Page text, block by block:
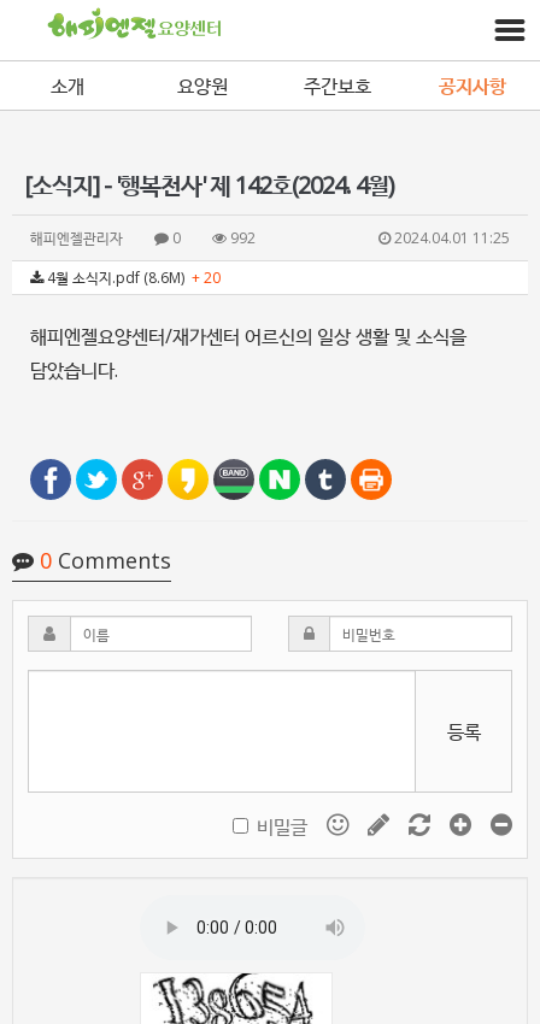
소개 요양원 주간보호 공지사항
[소식지] - '행복천사' 제 142호(2024. 4월)
해피엔젤관리자 0 992
2024.04.01 11:25
4월 소식지.pdf (8.6M) + 20
해피엔젤요양센터/재가센터 어르신의 일상 생활 및 소식을
담았습니다.
0 Comments
등록
비밀글